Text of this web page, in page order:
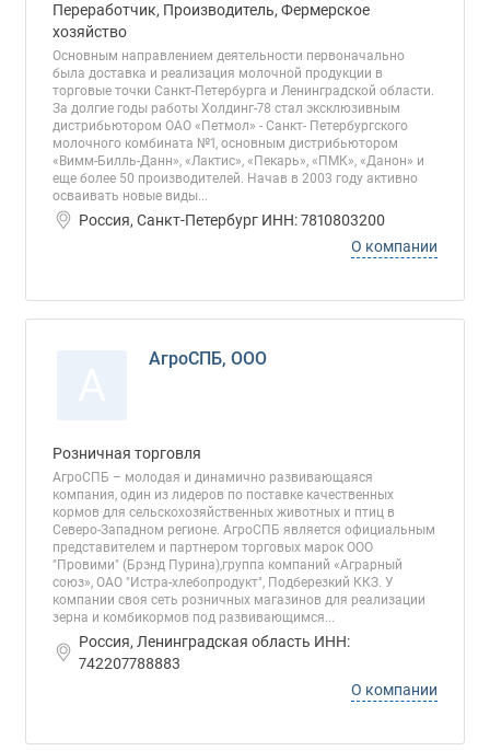
Переработчик, Производитель, Фермерское
хозяйство
Основным направлением деятельности первоначально
была доставка и реализация молочной продукции в
торговые точки Санкт-Петербурга и Ленинградской области.
За долгие годы работы Холдинг-78 стал эксклюзивным
дистрибьютором ОАО «Петмол» - Санкт- Петербургского
молочного комбината №1, основным дистрибьютором
«Вимм-Билль-Данн», «Лактис», «Пекарь», «ПМК», «Данон» и
еще более 50 производителей. Начав в 2003 году активно
осваивать новые виды...
Россия, Санкт-Петербург ИНН: 7810803200
О компании
АгроСПБ, ООО
Розничная торговля
АгроСПБ – молодая и динамично развивающаяся
компания, один из лидеров по поставке качественных
кормов для сельскохозяйственных животных и птиц в
Северо-Западном регионе. АгроСПБ является официальным
представителем и партнером торговых марок ООО
"Провими" (Брэнд Пурина),группа компаний «Аграрный
союз», ОАО "Истра-хлебопродукт", Подберезкий ККЗ. У
компании своя сеть розничных магазинов для реализации
зерна и комбикормов под развивающимся...
Россия, Ленинградская область ИНН:
742207788883
О компании